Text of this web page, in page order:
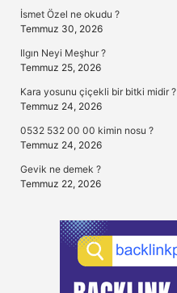
İsmet Özel ne okudu ?
Temmuz 30, 2026
Ilgın Neyi Meşhur ?
Temmuz 25, 2026
Kara yosunu çiçekli bir bitki midir ?
Temmuz 24, 2026
0532 532 00 00 kimin nosu ?
Temmuz 24, 2026
Gevik ne demek ?
Temmuz 22, 2026